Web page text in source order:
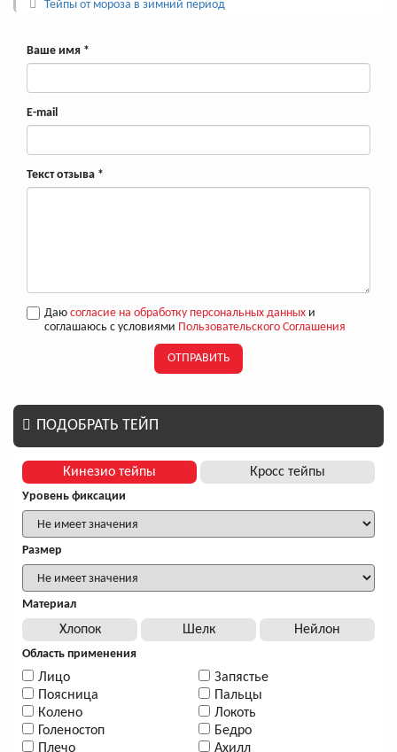
Тейпы от мороза в зимний период
Ваше имя *
E-mail
Текст отзыва *
Даю согласие на обработку персональных данных и
соглашаюсь с условиями Пользовательского Соглашения
ОТПРАВИТЬ
ПОДОБРАТЬ ТЕЙП
Кинезио тейпы Кросс тейпы
Уровень фиксации
Размер
Материал
Хлопок Шелк Нейлон
Область применения
Лицо
Поясница
Колено
Голеностоп
Плечо
Запястье
Пальцы
Локоть
Бедро
Ахилл